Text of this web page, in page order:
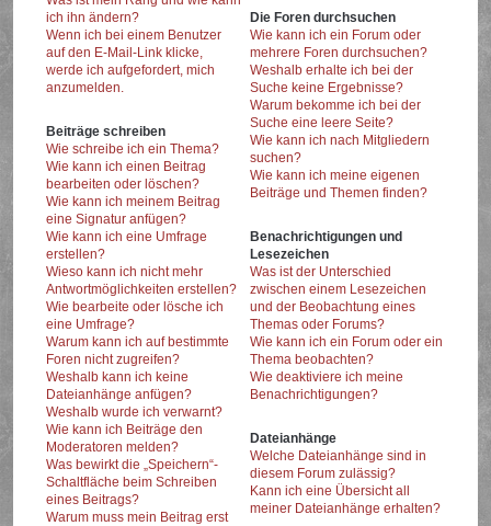
ich ihn ändern?
Wenn ich bei einem Benutzer
auf den E-Mail-Link klicke,
werde ich aufgefordert, mich
anzumelden.
Beiträge schreiben
Wie schreibe ich ein Thema?
Wie kann ich einen Beitrag
bearbeiten oder löschen?
Wie kann ich meinem Beitrag
eine Signatur anfügen?
Wie kann ich eine Umfrage
erstellen?
Wieso kann ich nicht mehr
Antwortmöglichkeiten erstellen?
Wie bearbeite oder lösche ich
eine Umfrage?
Warum kann ich auf bestimmte
Foren nicht zugreifen?
Weshalb kann ich keine
Dateianhänge anfügen?
Weshalb wurde ich verwarnt?
Wie kann ich Beiträge den
Moderatoren melden?
Was bewirkt die „Speichern“-
Schaltfläche beim Schreiben
eines Beitrags?
Warum muss mein Beitrag erst
Die Foren durchsuchen
Wie kann ich ein Forum oder
mehrere Foren durchsuchen?
Weshalb erhalte ich bei der
Suche keine Ergebnisse?
Warum bekomme ich bei der
Suche eine leere Seite?
Wie kann ich nach Mitgliedern
suchen?
Wie kann ich meine eigenen
Beiträge und Themen finden?
Benachrichtigungen und
Lesezeichen
Was ist der Unterschied
zwischen einem Lesezeichen
und der Beobachtung eines
Themas oder Forums?
Wie kann ich ein Forum oder ein
Thema beobachten?
Wie deaktiviere ich meine
Benachrichtigungen?
Dateianhänge
Welche Dateianhänge sind in
diesem Forum zulässig?
Kann ich eine Übersicht all
meiner Dateianhänge erhalten?